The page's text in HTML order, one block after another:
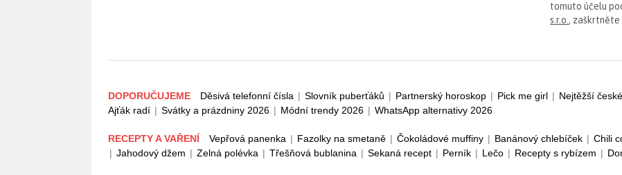
tomuto účelu
s.r.o. ,
DOPORUČUJEME Děsivá telefonní čísla | Slovník puberťáků | Partnerský horoskop | Pick me girl | Nejtěžší
Ajťák radí | Svátky a prázdniny 2026 | Módní trendy 2026 | WhatsApp alternativy 2026
RECEPTY A VAŘENÍ Vepřová panenka | Fazolky na smetaně | Čokoládové muffiny | Banánový chlebíček | Chili
| Jahodový džem | Zelná polévka | Třešňová bublanina | Sekaná recept | Perník | Lečo | Recepty s rybízem |